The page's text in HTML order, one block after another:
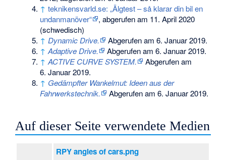
↑ teknikensvarld.se: „Älgtest – så klarar din bil en
undanmanöver“
, abgerufen am 11. April 2020
(schwedisch)
↑ Dynamic Drive. Abgerufen am 6. Januar 2019.
↑ Adaptive Drive. Abgerufen am 6. Januar 2019.
↑ ACTIVE CURVE SYSTEM.
Abgerufen am
6. Januar 2019.
↑ Gedämpfter Wankelmut: Ideen aus der
Fahrwerkstechnik.
Abgerufen am 6. Januar 2019.
Auf dieser Seite verwendete Medien
RPY angles of cars.png